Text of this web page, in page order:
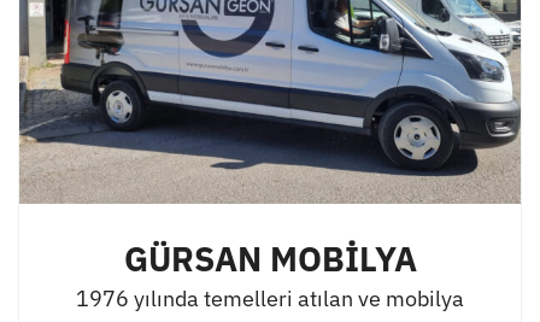
GÜRSAN MOBİLYA
1976 yılında temelleri atılan ve mobilya